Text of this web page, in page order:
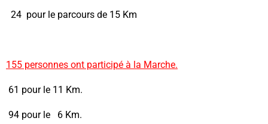
24 pour le parcours de 15 Km
155 personnes ont participé à la Marche.
61 pour le 11 Km.
94 pour le 6 Km.